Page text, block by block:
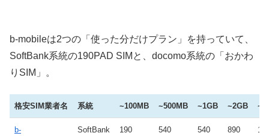
b-mobileは2つの「使った分だけプラン」を持っていて、
SoftBank系統の190PAD SIMと、docomo系統の「おかわ
りSIM」。
格安SIM業者名 系統 ~100MB ~500MB ~1GB ~2GB
b-
SoftBank 190 540 540 890